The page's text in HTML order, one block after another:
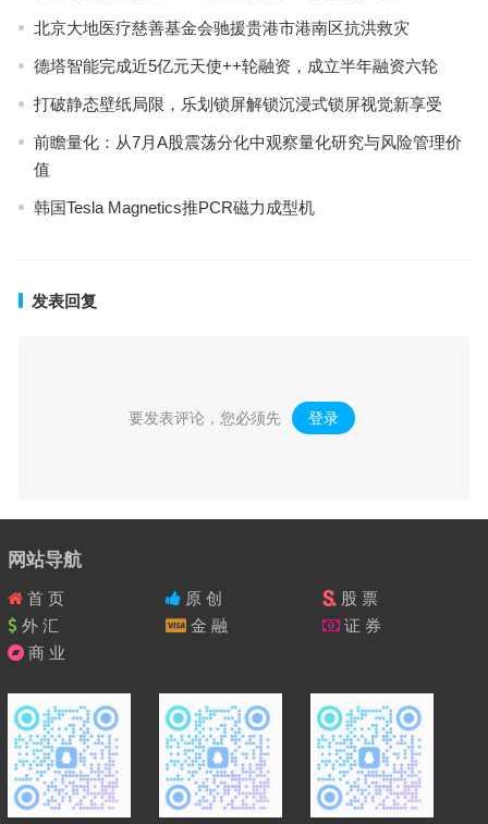
北京大地医疗慈善基金会驰援贵港市港南区抗洪救灾
德塔智能完成近5亿元天使++轮融资，成立半年融资六轮
打破静态壁纸局限，乐划锁屏解锁沉浸式锁屏视觉新享受
前瞻量化：从7月A股震荡分化中观察量化研究与风险管理价
值
韩国Tesla Magnetics推PCR磁力成型机
发表回复
要发表评论，您必须先 登录 。
网站导航
首 页 原 创
股 票
外 汇
金 融
证 券
商 业